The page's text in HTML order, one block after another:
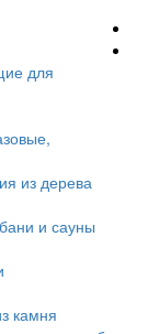
для
из дерева
и сауны
камня